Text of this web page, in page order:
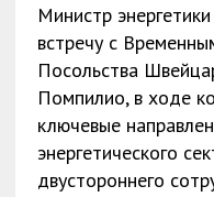
Министр
встречу с
Посольства
Помпилио, в ходе
ключевые
энергетического
двустороннего